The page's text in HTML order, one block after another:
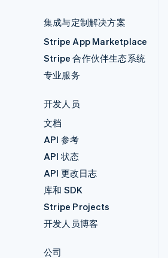
集成与定制解决方案
Stripe App Marketplace
Stripe 合作伙伴生态系统
专业服务
开发人员
文档
API 参考
API 状态
API 更改日志
库和 SDK
Stripe Projects
开发人员博客
公司